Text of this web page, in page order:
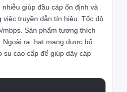
giúp đầu cáp ổn định và
việc truyền dẫn tín hiệu. Tốc độ
Sản phẩm tương thích
Ngoài ra. hạt mạng được bổ
su cao cấp để giúp dây cáp